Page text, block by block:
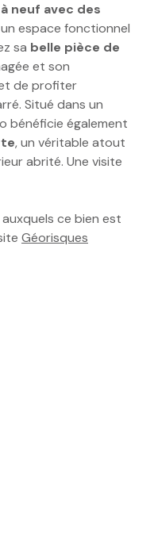
neuf avec des
espace fonctionnel
sa belle pièce de
et son
de profiter
Situé dans un
bénéficie également
, un véritable atout
abrité. Une visite
ce bien est
Géorisques